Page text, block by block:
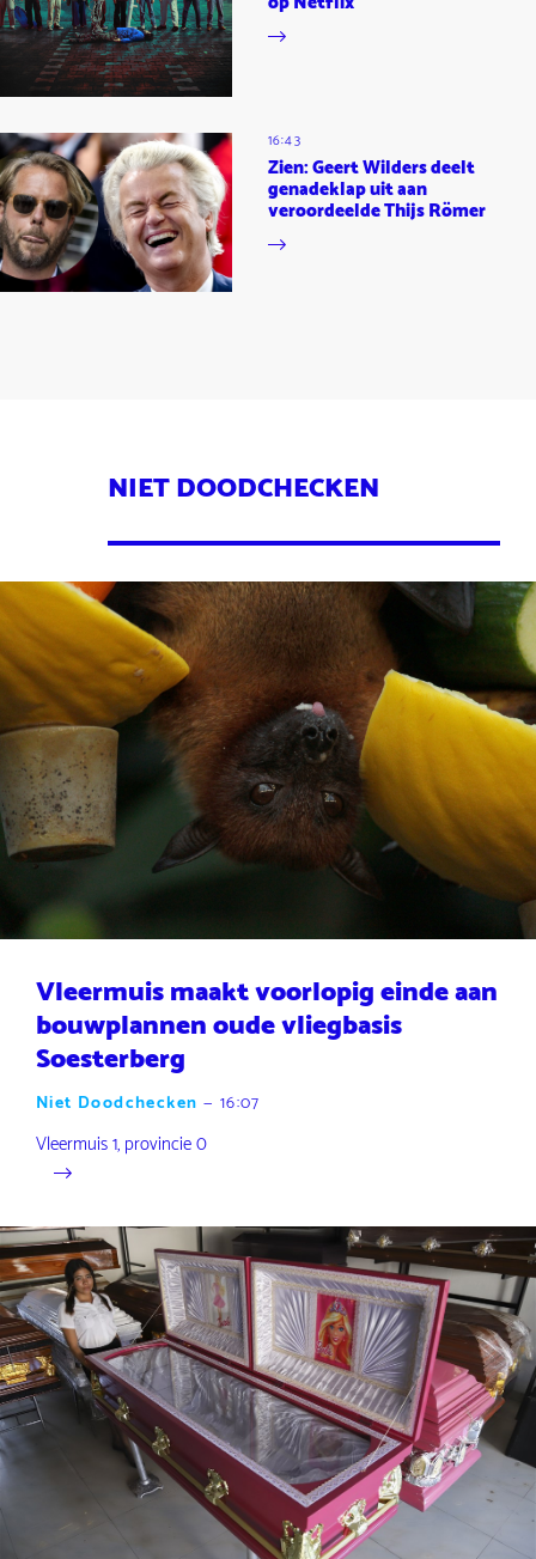
16:43
Zien: Geert Wilders deelt
genadeklap uit aan
veroordeelde Thijs Römer
NIET DOODCHECKEN
Vleermuis maakt voorlopig einde aan
bouwplannen oude vliegbasis
Soesterberg
Niet Doodchecken — 16:07
Vleermuis 1, provincie 0